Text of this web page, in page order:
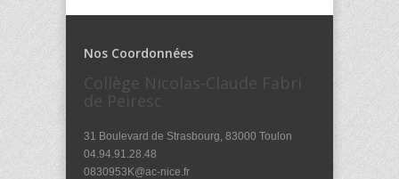
Nos Coordonnées
Collège Nicolas-Claude Fabri
de Peiresc
31 Boulevard de Strasbourg, 83000 Toulon
04.94.91.28.48
0830953K@ac-nice.fr